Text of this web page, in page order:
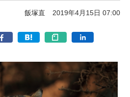
飯塚直 2019年4月15日 07:00